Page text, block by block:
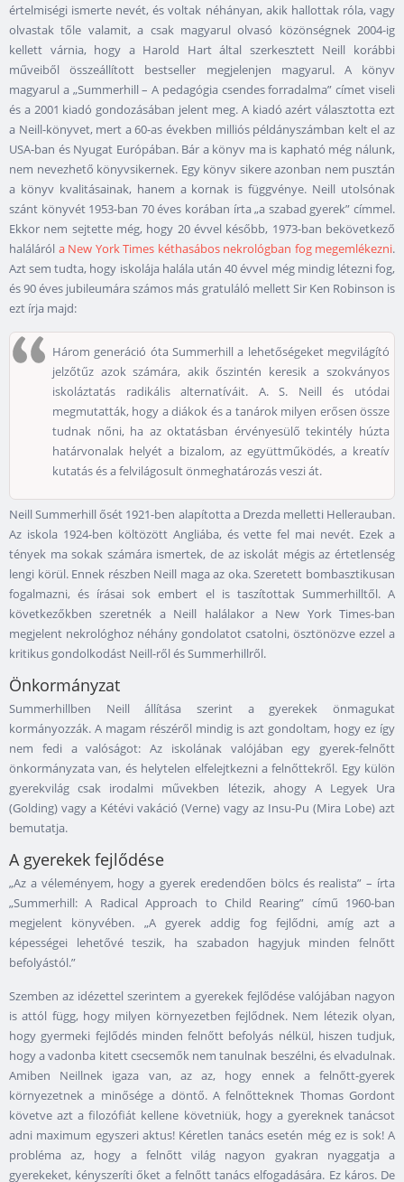
értelmiségi ismerte nevét, és voltak néhányan, akik hallottak róla, vagy
olvastak tőle valamit, a csak magyarul olvasó közönségnek 2004-ig
kellett várnia, hogy a Harold Hart által szerkesztett Neill korábbi
műveiből összeállított bestseller megjelenjen magyarul. A könyv
magyarul a „Summerhill – A pedagógia csendes forradalma” címet viseli
és a 2001 kiadó gondozásában jelent meg. A kiadó azért választotta ezt
a Neill-könyvet, mert a 60-as években milliós példányszámban kelt el az
USA-ban és Nyugat Európában. Bár a könyv ma is kapható még nálunk,
nem nevezhető könyvsikernek. Egy könyv sikere azonban nem pusztán
a könyv kvalitásainak, hanem a kornak is függvénye. Neill utolsónak
szánt könyvét 1953-ban 70 éves korában írta „a szabad gyerek” címmel.
Ekkor nem sejtette még, hogy 20 évvel később, 1973-ban bekövetkező
haláláról a New York Times kéthasábos nekrológban fog megemlékezni.
Azt sem tudta, hogy iskolája halála után 40 évvel még mindig létezni fog,
és 90 éves jubileumára számos más gratuláló mellett Sir Ken Robinson is
ezt írja majd:
Három generáció óta Summerhill a lehetőségeket megvilágító
jelzőtűz azok számára, akik őszintén keresik a szokványos
iskoláztatás radikális alternatíváit. A. S. Neill és utódai
megmutatták, hogy a diákok és a tanárok milyen erősen össze
tudnak nőni, ha az oktatásban érvényesülő tekintély húzta
határvonalak helyét a bizalom, az együttműködés, a kreatív
kutatás és a felvilágosult önmeghatározás veszi át.
Neill Summerhill ősét 1921-ben alapította a Drezda melletti Hellerauban.
Az iskola 1924-ben költözött Angliába, és vette fel mai nevét. Ezek a
tények ma sokak számára ismertek, de az iskolát mégis az értetlenség
lengi körül. Ennek részben Neill maga az oka. Szeretett bombasztikusan
fogalmazni, és írásai sok embert el is taszítottak Summerhilltől. A
következőkben szeretnék a Neill halálakor a New York Times-ban
megjelent nekrológhoz néhány gondolatot csatolni, ösztönözve ezzel a
kritikus gondolkodást Neill-ről és Summerhillről.
Önkormányzat
Summerhillben Neill állítása szerint a gyerekek önmagukat
kormányozzák. A magam részéről mindig is azt gondoltam, hogy ez így
nem fedi a valóságot: Az iskolának valójában egy gyerek-felnőtt
önkormányzata van, és helytelen elfelejtkezni a felnőttekről. Egy külön
gyerekvilág csak irodalmi művekben létezik, ahogy A Legyek Ura
(Golding) vagy a Kétévi vakáció (Verne) vagy az Insu-Pu (Mira Lobe) azt
bemutatja.
A gyerekek fejlődése
„Az a véleményem, hogy a gyerek eredendően bölcs és realista” – írta
„Summerhill: A Radical Approach to Child Rearing” című 1960-ban
megjelent könyvében. „A gyerek addig fog fejlődni, amíg azt a
képességei lehetővé teszik, ha szabadon hagyjuk minden felnőtt
befolyástól.”
Szemben az idézettel szerintem a gyerekek fejlődése valójában nagyon
is attól függ, hogy milyen környezetben fejlődnek. Nem létezik olyan,
hogy gyermeki fejlődés minden felnőtt befolyás nélkül, hiszen tudjuk,
hogy a vadonba kitett csecsemők nem tanulnak beszélni, és elvadulnak.
Amiben Neillnek igaza van, az az, hogy ennek a felnőtt-gyerek
környezetnek a minősége a döntő. A felnőtteknek Thomas Gordont
követve azt a filozófiát kellene követniük, hogy a gyereknek tanácsot
adni maximum egyszeri aktus! Kéretlen tanács esetén még ez is sok! A
probléma az, hogy a felnőtt világ nagyon gyakran nyaggatja a
gyerekeket, kényszeríti őket a felnőtt tanács elfogadására. Ez káros. De